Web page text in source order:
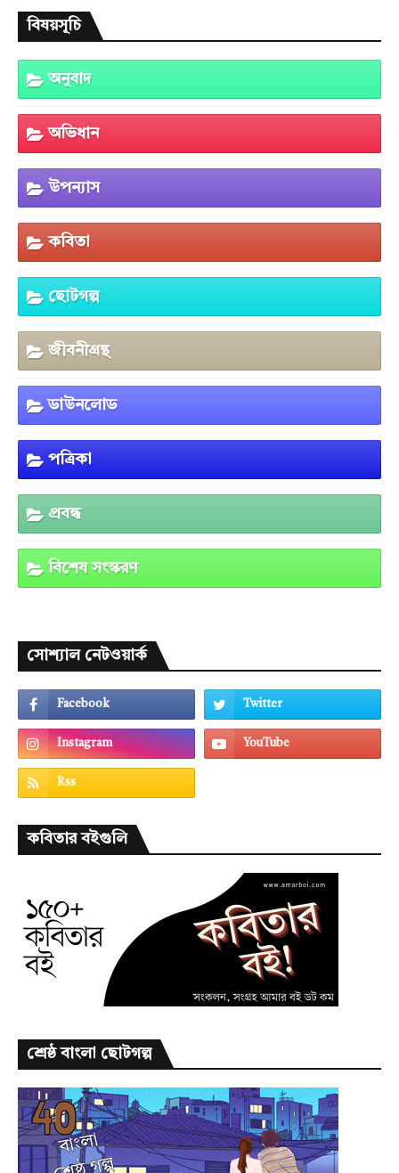
বিষয়সূচি
অনুবাদ
অভিধান
উপন্যাস
কবিতা
ছোটগল্প
জীবনীগ্রন্থ
ডাউনলোড
পত্রিকা
প্রবন্ধ
বিশেষ সংস্করণ
সোশ্যাল নেটওয়ার্ক
কবিতার বইগুলি
শ্রেষ্ঠ বাংলা ছোটগল্প